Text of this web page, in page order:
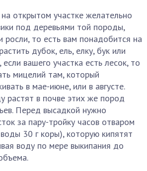
открытом участке желательно
под деревьями той породы,
росли, то есть вам понадобится на
дубок, ель, елку, бук или
вашего участка есть лесок, то
мицелий там, который
в мае-июне, или в августе.
растят в почве этих же пород
Перед высадкой нужно
за пару-тройку часов отваром
30 г коры), которую кипятят
воду по мере выкипания до